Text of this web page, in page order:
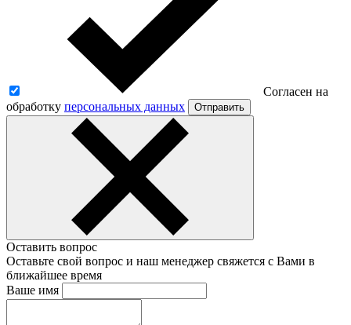
Согласен на
обработку персональных данных Отправить
Оставить вопрос
Оставьте свой вопрос и наш менеджер свяжется с Вами в
ближайшее время
Ваше имя